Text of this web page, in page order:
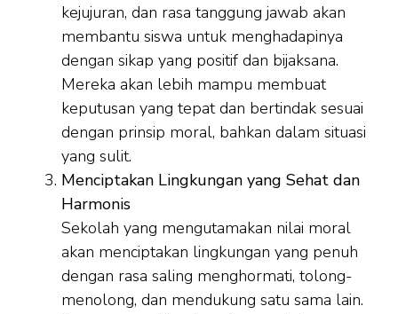
kejujuran, dan rasa tanggung jawab akan
membantu siswa untuk menghadapinya
dengan sikap yang positif dan bijaksana.
Mereka akan lebih mampu membuat
keputusan yang tepat dan bertindak sesuai
dengan prinsip moral, bahkan dalam situasi
yang sulit.
Menciptakan Lingkungan yang Sehat dan
Harmonis
Sekolah yang mengutamakan nilai moral
akan menciptakan lingkungan yang penuh
dengan rasa saling menghormati, tolong-
menolong, dan mendukung satu sama lain.